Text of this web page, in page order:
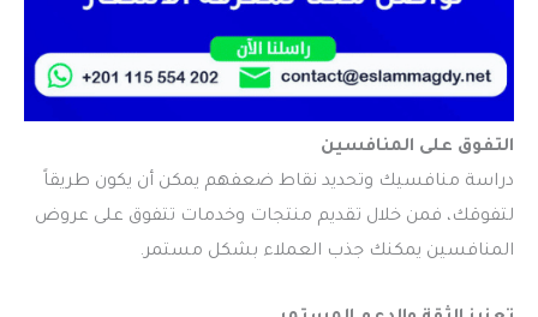
التفوق على المنافسين
دراسة منافسيك وتحديد نقاط ضعفهم يمكن أن يكون طريقاً
لتفوقك، فمن خلال تقديم منتجات وخدمات تتفوق على عروض
المنافسين يمكنك جذب العملاء بشكل مستمر.